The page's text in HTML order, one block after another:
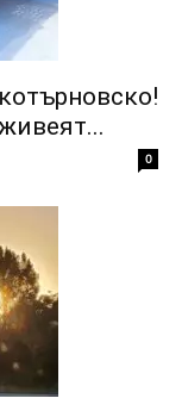
0